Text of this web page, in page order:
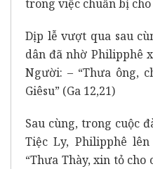
trong việc chuẩn bị cho
Dịp lễ vượt qua sau
dân đã nhờ Philipphê
Người: – “Thưa ông,
Giêsu” (Ga 12,21)
Sau cùng, trong cuộc
Tiệc Ly, Philipphê
“Thưa Thày, xin tỏ cho